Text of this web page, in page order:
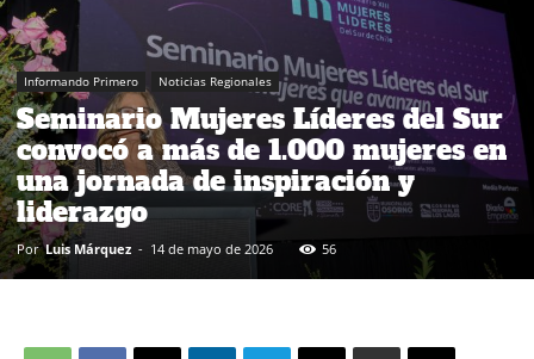
Informando Primero Noticias Regionales
Seminario Mujeres Líderes del Sur
convocó a más de 1.000 mujeres en
una jornada de inspiración y
liderazgo
Por Luis Márquez - 14 de mayo de 2026 56